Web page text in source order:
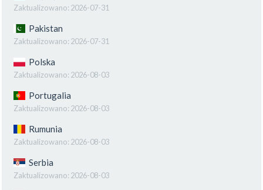
Zaktualizowano: 2026-07-31
Pakistan
Zaktualizowano: 2026-07-31
Polska
Zaktualizowano: 2026-08-03
Portugalia
Zaktualizowano: 2026-08-03
Rumunia
Zaktualizowano: 2026-08-03
Serbia
Zaktualizowano: 2026-08-03